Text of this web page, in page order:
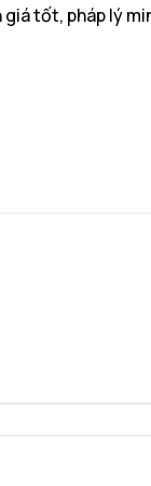
tốt, pháp lý
hướng Đông